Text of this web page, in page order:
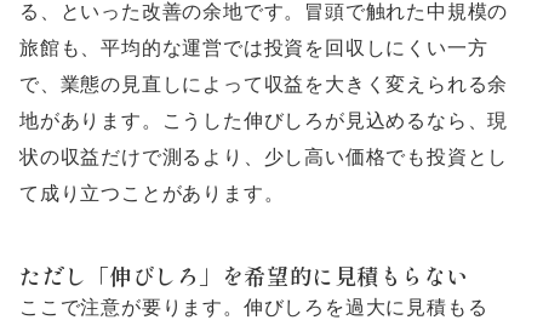
る、といった改善の余地です。冒頭で触れた中規模の
旅館も、平均的な運営では投資を回収しにくい一方
で、業態の見直しによって収益を大きく変えられる余
地があります。こうした伸びしろが見込めるなら、現
状の収益だけで測るより、少し高い価格でも投資とし
て成り立つことがあります。
ただし「伸びしろ」を希望的に見積もらない
ここで注意が要ります。伸びしろを過大に見積もる